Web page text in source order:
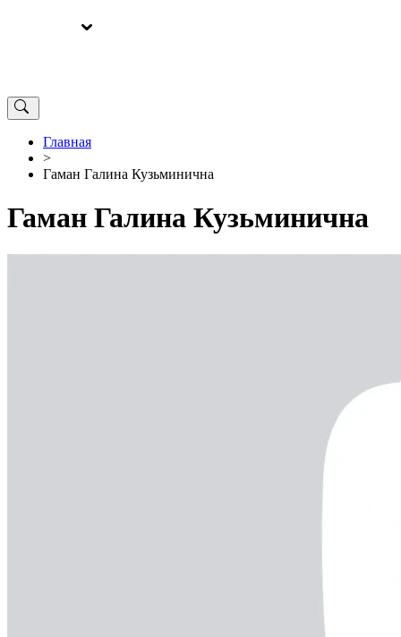
Главная
>
Гаман Галина Кузьминична
Гаман Галина Кузьминична